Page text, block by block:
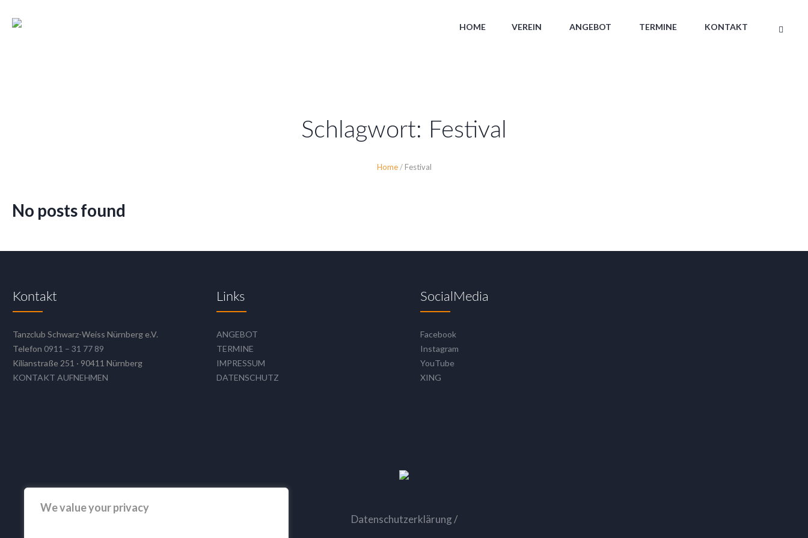
We value your privacy
HOME VEREIN ANGEBOT TERMINE KONTAKT
Schlagwort: Festival
Home / Festival
No posts found
Kontakt
Tanzclub Schwarz-Weiss Nürnberg e.V.
Telefon 0911 – 31 77 89
Kilianstraße 251 · 90411 Nürnberg
KONTAKT AUFNEHMEN
Links
ANGEBOT
TERMINE
IMPRESSUM
DATENSCHUTZ
SocialMedia
Facebook
Instagram
YouTube
XING
Datenschutzerklärung/